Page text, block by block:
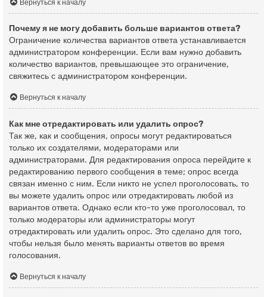
Вернуться к началу
Почему я не могу добавить больше вариантов ответа?
Ограничение количества вариантов ответа устанавливается
администратором конференции. Если вам нужно добавить
количество вариантов, превышающее это ограничение,
свяжитесь с администратором конференции.
Вернуться к началу
Как мне отредактировать или удалить опрос?
Так же, как и сообщения, опросы могут редактироваться
только их создателями, модераторами или
администраторами. Для редактирования опроса перейдите к
редактированию первого сообщения в теме; опрос всегда
связан именно с ним. Если никто не успел проголосовать, то
вы можете удалить опрос или отредактировать любой из
вариантов ответа. Однако если кто-то уже проголосовал, то
только модераторы или администраторы могут
отредактировать или удалить опрос. Это сделано для того,
чтобы нельзя было менять варианты ответов во время
голосования.
Вернуться к началу